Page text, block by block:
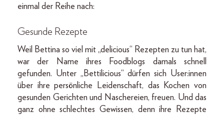
einmal der Reihe nach:
Gesunde Rezepte
Weil Bettina so viel mit „delicious“ Rezepten zu tun hat,
war der Name ihres Foodblogs damals schnell
gefunden. Unter „Bettilicious“ dürfen sich User:innen
über ihre persönliche Leidenschaft, das Kochen von
gesunden Gerichten und Naschereien, freuen. Und das
ganz ohne schlechtes Gewissen, denn ihre Rezepte